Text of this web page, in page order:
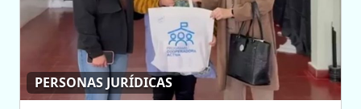
PERSONAS JURÍDICAS